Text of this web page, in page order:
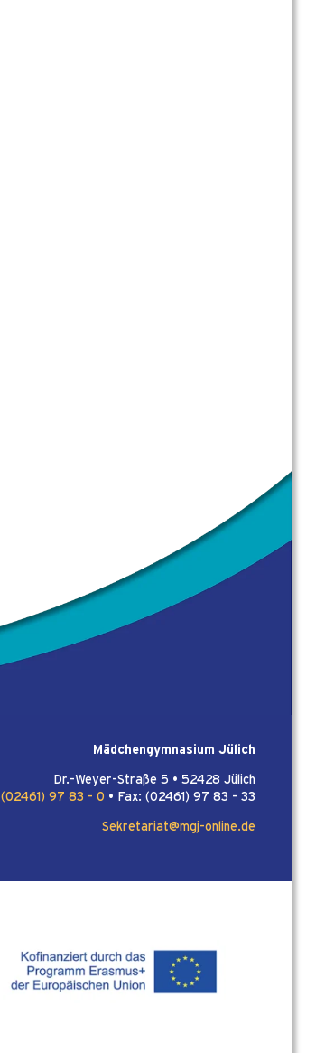
Mädchengymnasium Jülich
Dr.-Weyer-Straße 5 • 52428 Jülich
(02461) 97 83 - 0 • Fax: (02461) 97 83 - 33
Sekretariat@mgj-online.de